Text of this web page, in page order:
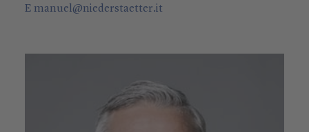
E manuel@niederstaetter.it